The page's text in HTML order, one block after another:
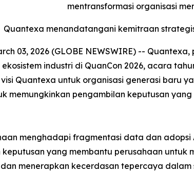
mentransformasi organisasi
Quantexa menandatangani kemitraan
03, 2026 (GLOBE NEWSWIRE) --
industri di QuanCon 2026, acara
Quantexa untuk organisasi generasi baru
memungkinkan pengambilan keputusan
menghadapi fragmentasi data dan
keputusan yang membantu perusahaan
menerapkan kecerdasan tepercaya dalam